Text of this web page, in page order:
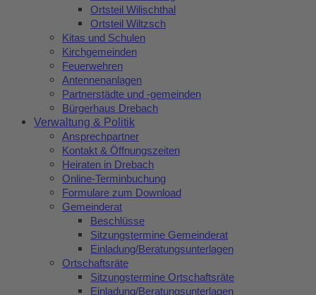
Ortsteil Wilischthal
Ortsteil Wiltzsch
Kitas und Schulen
Kirchgemeinden
Feuerwehren
Antennenanlagen
Partnerstädte und -gemeinden
Bürgerhaus Drebach
Verwaltung & Politik
Ansprechpartner
Kontakt & Öffnungszeiten
Heiraten in Drebach
Online-Terminbuchung
Formulare zum Download
Gemeinderat
Beschlüsse
Sitzungstermine Gemeinderat
Einladung/Beratungsunterlagen
Ortschaftsräte
Sitzungstermine Ortschaftsräte
Einladung/Beratungsunterlagen